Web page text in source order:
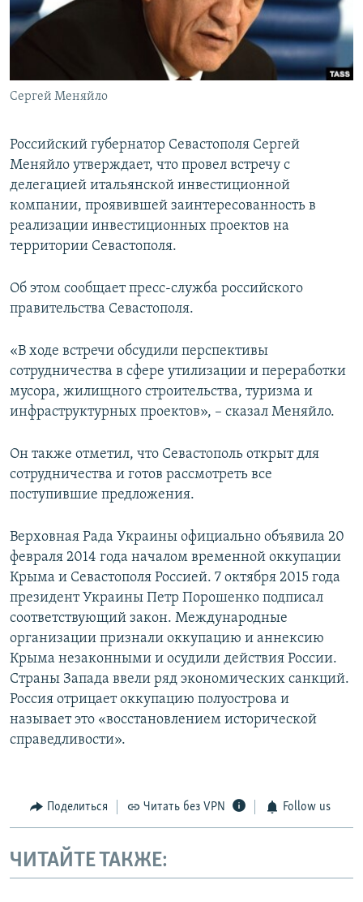
ПОБЕДИТЕЛЕЙ НЕ СУДЯТ?
УКРАИНСКАЯ ПРОБЛЕМА КРЫМА
ПРИСОЕДИНЯЙТЕСЬ!
Сергей Меняйло
Российский губернатор Севастополя Сергей
Меняйло утверждает, что провел встречу с
делегацией итальянской инвестиционной
компании, проявившей заинтересованность в
реализации инвестиционных проектов на
территории Севастополя.
Об этом сообщает пресс-служба российского
правительства Севастополя.
«В ходе встречи обсудили перспективы
сотрудничества в сфере утилизации и переработки
мусора, жилищного строительства, туризма и
инфраструктурных проектов», – сказал Меняйло.
Он также отметил, что Севастополь открыт для
сотрудничества и готов рассмотреть все
поступившие предложения.
Верховная Рада Украины официально объявила 20
февраля 2014 года началом временной оккупации
Крыма и Севастополя Россией. 7 октября 2015 года
президент Украины Петр Порошенко подписал
соответствующий закон. Международные
организации признали оккупацию и аннексию
Крыма незаконными и осудили действия России.
Страны Запада ввели ряд экономических санкций.
Россия отрицает оккупацию полуострова и
называет это «восстановлением исторической
справедливости».
Поделиться Читать без VPN Follow us
ЧИТАЙТЕ ТАКЖЕ: